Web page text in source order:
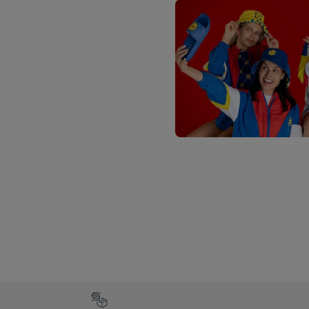
Footerelement met de verschillende USPs van Lidl.be
waaronder de
kracht in te trekken,